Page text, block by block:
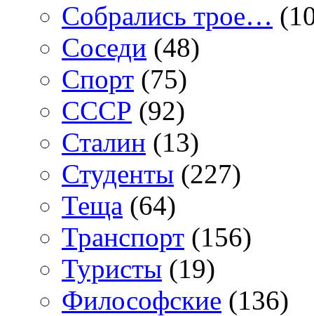
Собрались трое…
Соседи (48)
Спорт (75)
СССР (92)
Сталин (13)
Студенты (227)
Теща (64)
Транспорт (156)
Туристы (19)
Философские (136)